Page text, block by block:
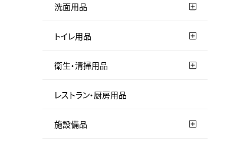
洗面用品
トイレ用品
衛生・清掃用品
レストラン・厨房用品
施設備品